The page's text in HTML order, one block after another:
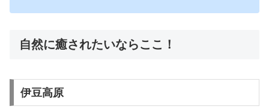
自然に癒されたいならここ！
伊豆高原